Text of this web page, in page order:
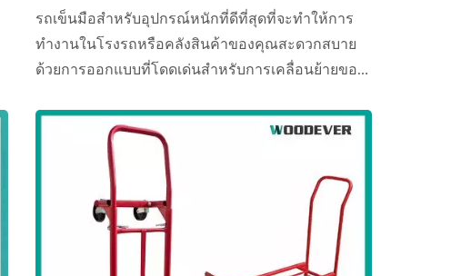
รถเข็นมือสำหรับอุปกรณ์หนักที่ดีที่สุดที่จะทำให้การ
ทำงานในโรงรถหรือคลังสินค้าของคุณสะดวกสบาย
ด้วยการออกแบบที่โดดเด่นสำหรับการเคลื่อนย้ายของ